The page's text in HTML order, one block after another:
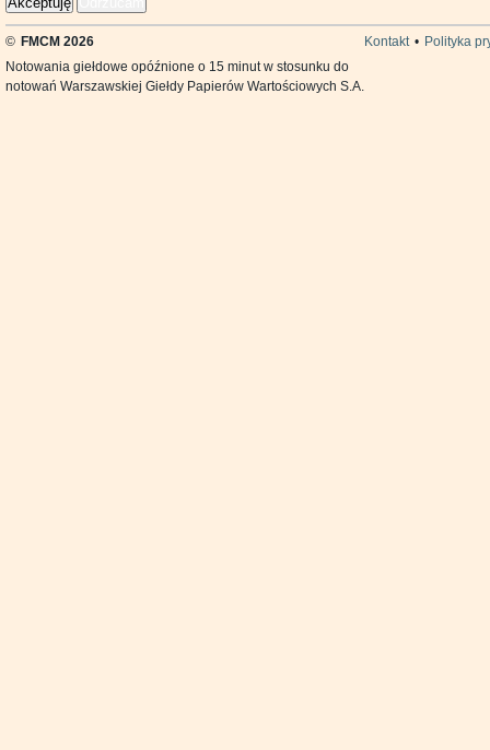
© FMCM 2026 Kontakt • Polityka
Notowania giełdowe opóźnione o 15 minut w stosunku do
notowań Warszawskiej Giełdy Papierów Wartościowych S.A.